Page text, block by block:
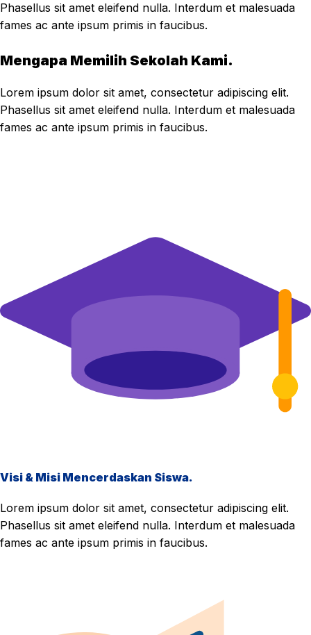
Phasellus sit amet eleifend nulla. Interdum et malesuada
fames ac ante ipsum primis in faucibus.
Mengapa Memilih Sekolah Kami.
Lorem ipsum dolor sit amet, consectetur adipiscing elit.
Phasellus sit amet eleifend nulla. Interdum et malesuada
fames ac ante ipsum primis in faucibus.
Visi & Misi Mencerdaskan Siswa.
Lorem ipsum dolor sit amet, consectetur adipiscing elit.
Phasellus sit amet eleifend nulla. Interdum et malesuada
fames ac ante ipsum primis in faucibus.